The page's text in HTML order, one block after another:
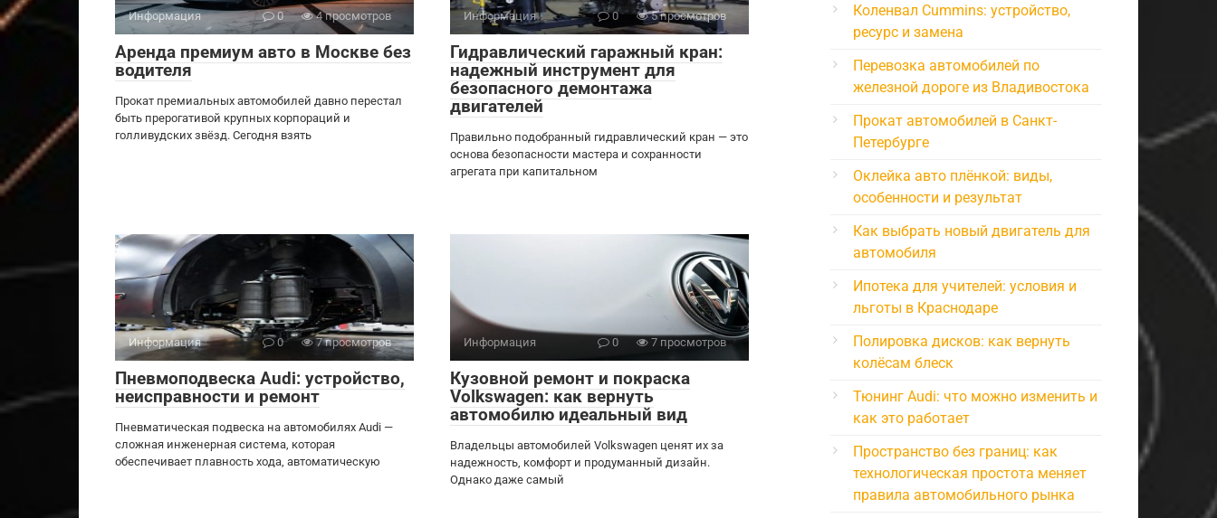
Информация 0 4 просмотров
Аренда премиум авто в Москве без
водителя
Прокат премиальных автомобилей давно перестал
быть прерогативой крупных корпораций и
голливудских звёзд. Сегодня взять
Информация 0 5 просмотров
Гидравлический гаражный кран:
надежный инструмент для
безопасного демонтажа
двигателей
Правильно подобранный гидравлический кран — это
основа безопасности мастера и сохранности
агрегата при капитальном
Информация 0 7 просмотров
Пневмоподвеска Audi: устройство,
неисправности и ремонт
Пневматическая подвеска на автомобилях Audi —
сложная инженерная система, которая
обеспечивает плавность хода, автоматическую
Информация 0 7 просмотров
Кузовной ремонт и покраска
Volkswagen: как вернуть
автомобилю идеальный вид
Владельцы автомобилей Volkswagen ценят их за
надежность, комфорт и продуманный дизайн.
Однако даже самый
Коленвал Cummins: устройство,
ресурс и замена
Перевозка автомобилей по
железной дороге из Владивостока
Прокат автомобилей в Санкт-
Петербурге
Оклейка авто плёнкой: виды,
особенности и результат
Как выбрать новый двигатель для
автомобиля
Ипотека для учителей: условия и
льготы в Краснодаре
Полировка дисков: как вернуть
колёсам блеск
Тюнинг Audi: что можно изменить и
как это работает
Пространство без границ: как
технологическая простота меняет
правила автомобильного рынка